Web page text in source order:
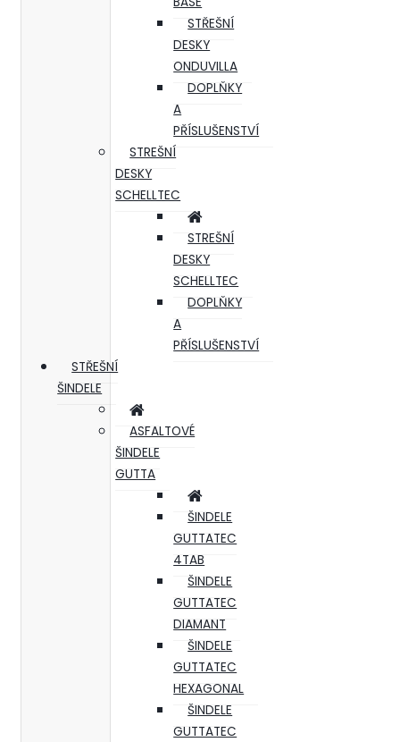
STŘEŠNÍ
DESKY
ONDUVILLA
DOPLŇKY
A
PŘÍSLUŠENSTVÍ
STREŠNÍ
DESKY
SCHELLTEC
STREŠNÍ
DESKY
SCHELLTEC
DOPLŇKY
A
PŘÍSLUŠENSTVÍ
STŘEŠNÍ
ŠINDELE
ASFALTOVÉ
ŠINDELE
GUTTA
ŠINDELE
GUTTATEC
4TAB
ŠINDELE
GUTTATEC
DIAMANT
ŠINDELE
GUTTATEC
HEXAGONAL
ŠINDELE
GUTTATEC